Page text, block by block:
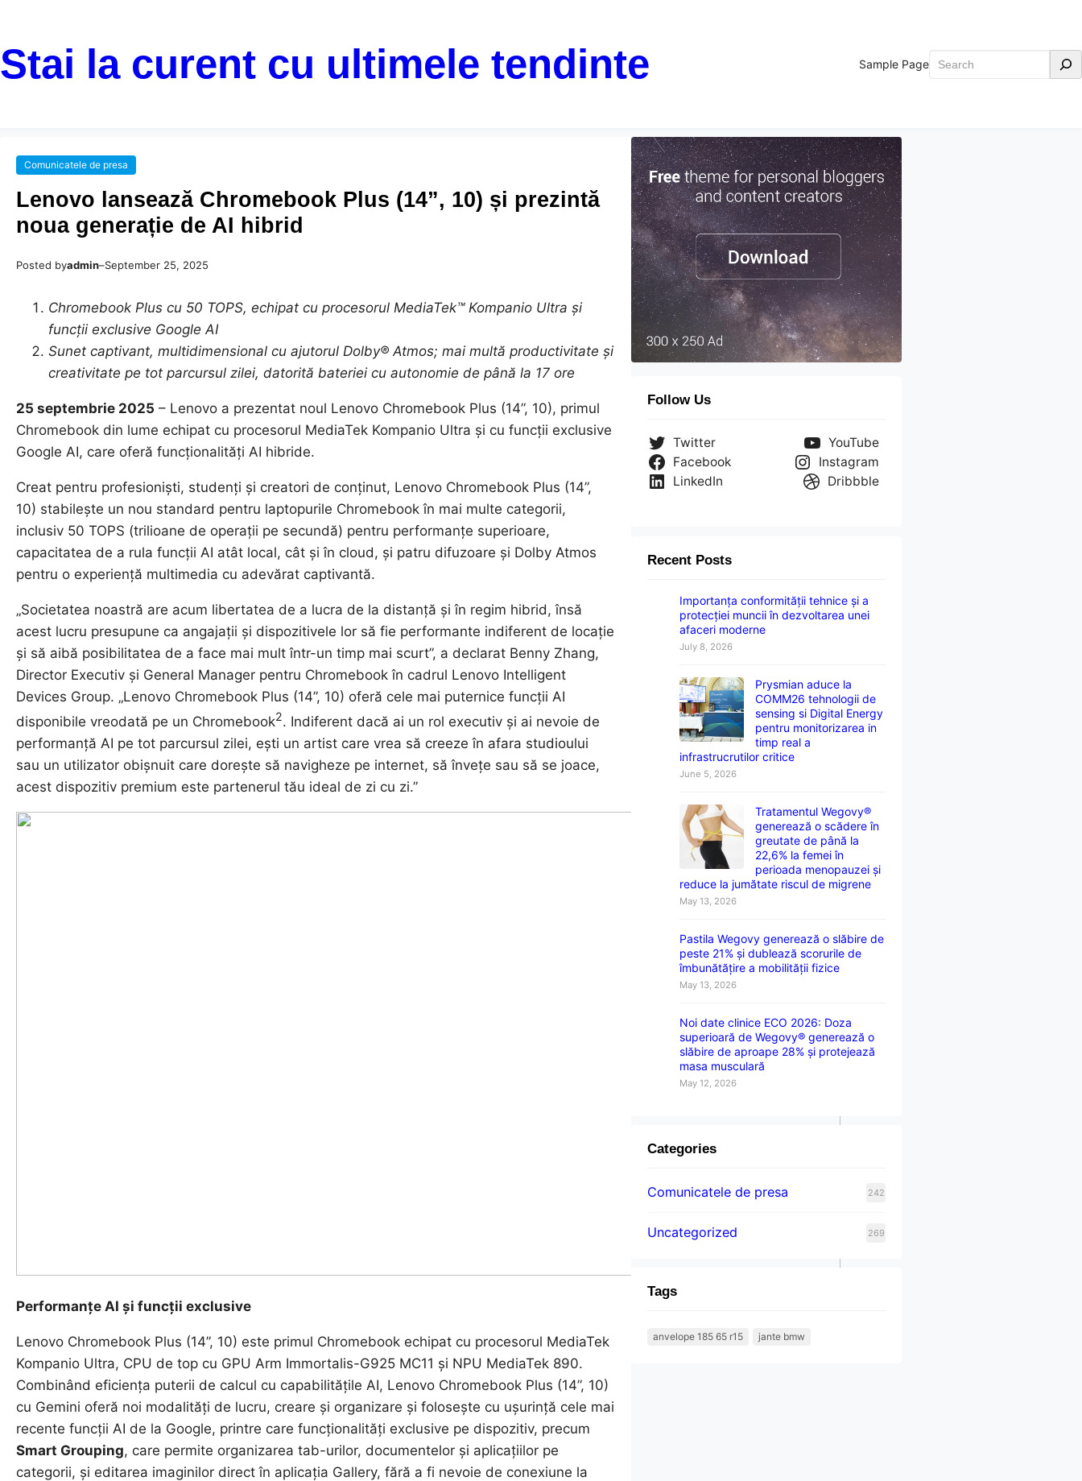
Stai la curent cu ultimele tendinte Sample Page Search
Comunicatele de presa
Lenovo lansează Chromebook Plus (14”, 10) și prezintă
noua generație de AI hibrid
Posted byadmin–September 25, 2025
Chromebook Plus cu 50 TOPS, echipat cu procesorul MediaTek™ Kompanio Ultra și
funcții exclusive Google AI
Sunet captivant, multidimensional cu ajutorul Dolby® Atmos; mai multă productivitate și
creativitate pe tot parcursul zilei, datorită bateriei cu autonomie de până la 17 ore
25 septembrie 2025 – Lenovo a prezentat noul Lenovo Chromebook Plus (14”, 10), primul
Chromebook din lume echipat cu procesorul MediaTek Kompanio Ultra și cu funcții exclusive
Google AI, care oferă funcționalități AI hibride.
Creat pentru profesioniști, studenți și creatori de conținut, Lenovo Chromebook Plus (14”,
10) stabilește un nou standard pentru laptopurile Chromebook în mai multe categorii,
inclusiv 50 TOPS (trilioane de operații pe secundă) pentru performanțe superioare,
capacitatea de a rula funcții AI atât local, cât și în cloud, și patru difuzoare și Dolby Atmos
pentru o experiență multimedia cu adevărat captivantă.
„Societatea noastră are acum libertatea de a lucra de la distanță și în regim hibrid, însă
acest lucru presupune ca angajații și dispozitivele lor să fie performante indiferent de locație
și să aibă posibilitatea de a face mai mult într-un timp mai scurt”, a declarat Benny Zhang,
Director Executiv și General Manager pentru Chromebook în cadrul Lenovo Intelligent
Devices Group. „Lenovo Chromebook Plus (14”, 10) oferă cele mai puternice funcții AI
disponibile vreodată pe un Chromebook2. Indiferent dacă ai un rol executiv și ai nevoie de
performanță AI pe tot parcursul zilei, ești un artist care vrea să creeze în afara studioului
sau un utilizator obișnuit care dorește să navigheze pe internet, să învețe sau să se joace,
acest dispozitiv premium este partenerul tău ideal de zi cu zi.”
Performanțe AI și funcții exclusive
Lenovo Chromebook Plus (14”, 10) este primul Chromebook echipat cu procesorul MediaTek
Kompanio Ultra, CPU de top cu GPU Arm Immortalis-G925 MC11 și NPU MediaTek 890.
Combinând eficiența puterii de calcul cu capabilitățile AI, Lenovo Chromebook Plus (14”, 10)
cu Gemini oferă noi modalități de lucru, creare și organizare și folosește cu ușurință cele mai
recente funcții AI de la Google, printre care funcționalități exclusive pe dispozitiv, precum
Smart Grouping, care permite organizarea tab-urilor, documentelor și aplicațiilor pe
categorii, și editarea imaginilor direct în aplicația Gallery, fără a fi nevoie de conexiune la
Follow Us
Twitter
YouTube
Facebook
Instagram
LinkedIn
Dribbble
Recent Posts
Importanța conformității tehnice și a
protecției muncii în dezvoltarea unei
afaceri moderne
July 8, 2026
Prysmian aduce la
COMM26 tehnologii de
sensing si Digital Energy
pentru monitorizarea in
timp real a
infrastrucrutilor critice
June 5, 2026
Tratamentul Wegovy®
generează o scădere în
greutate de până la
22,6% la femei în
perioada menopauzei și
reduce la jumătate riscul de migrene
May 13, 2026
Pastila Wegovy generează o slăbire de
peste 21% și dublează scorurile de
îmbunătățire a mobilității fizice
May 13, 2026
Noi date clinice ECO 2026: Doza
superioară de Wegovy® generează o
slăbire de aproape 28% și protejează
masa musculară
May 12, 2026
Categories
Comunicatele de presa 242
Uncategorized 269
Tags
anvelope 185 65 r15 jante bmw